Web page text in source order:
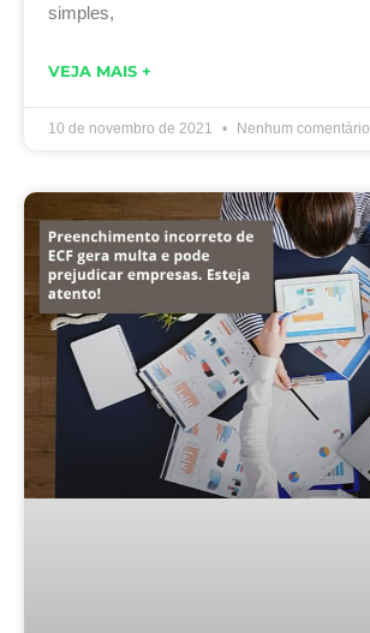
simples,
VEJA MAIS +
10 de novembro de 2021 Nenhum comentário